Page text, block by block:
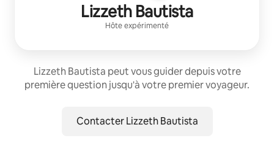
Lizzeth Bautista
Hôte expérimenté
Lizzeth Bautista peut vous guider depuis votre
première question jusqu'à votre premier voyageur.
Contacter Lizzeth Bautista